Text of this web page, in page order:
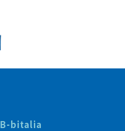
B-bitalia